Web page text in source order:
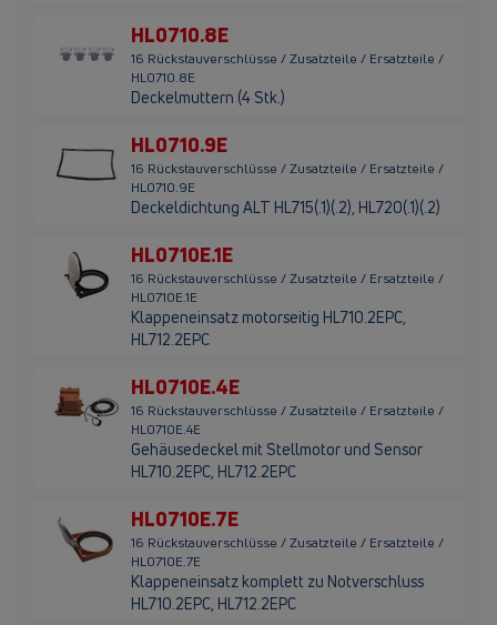
HL0710.8E
16 Rückstauverschlüsse / Zusatzteile / Ersatzteile /
HL0710.8E
Deckelmuttern (4 Stk.)
HL0710.9E
16 Rückstauverschlüsse / Zusatzteile / Ersatzteile /
HL0710.9E
Deckeldichtung ALT HL715(.1)(.2), HL720(.1)(.2)
HL0710E.1E
16 Rückstauverschlüsse / Zusatzteile / Ersatzteile /
HL0710E.1E
Klappeneinsatz motorseitig HL710.2EPC,
HL712.2EPC
HL0710E.4E
16 Rückstauverschlüsse / Zusatzteile / Ersatzteile /
HL0710E.4E
Gehäusedeckel mit Stellmotor und Sensor
HL710.2EPC, HL712.2EPC
HL0710E.7E
16 Rückstauverschlüsse / Zusatzteile / Ersatzteile /
HL0710E.7E
Klappeneinsatz komplett zu Notverschluss
HL710.2EPC, HL712.2EPC